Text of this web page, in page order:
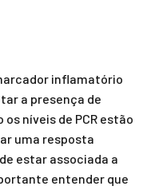
inflamatório
a presença de
níveis de PCR estão
uma resposta
estar associada a
entender que